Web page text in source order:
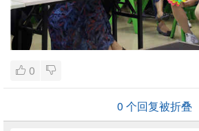
0
0 个回复被折叠